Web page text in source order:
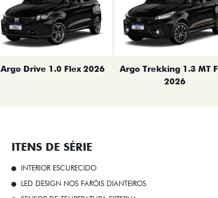
Argo Drive 1.0 Flex 2026
Argo Trekking 1.3 MT
2026
ITENS DE SÉRIE
INTERIOR ESCURECIDO
LED DESIGN NOS FARÓIS DIANTEIROS